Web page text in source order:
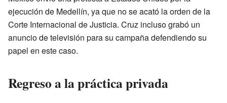
ejecución de Medellín, ya que no se acató la orden de la
Corte Internacional de Justicia. Cruz incluso grabó un
anuncio de televisión para su campaña defendiendo su
papel en este caso.
Regreso a la práctica privada